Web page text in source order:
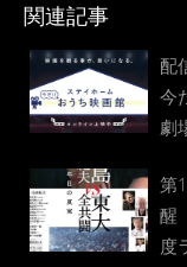
関連記事
配
今
劇
第
醒
度